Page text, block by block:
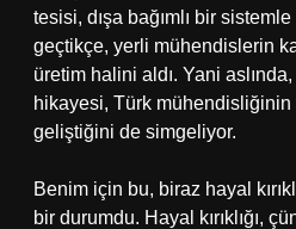
tesisi, dışa bağımlı bir
geçtikçe, yerli mühendislerin
üretim halini aldı. Yani
hikayesi, Türk
geliştiğini de simgeliyor.
Benim için bu, biraz hayal
bir durumdu. Hayal kırıklığı,